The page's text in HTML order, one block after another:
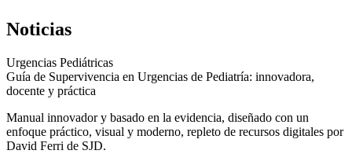
Noticias
Urgencias Pediátricas
Guía de Supervivencia en Urgencias de Pediatría: innovadora,
docente y práctica
Manual innovador y basado en la evidencia, diseñado con un
enfoque práctico, visual y moderno, repleto de recursos digitales por
David Ferri de SJD.